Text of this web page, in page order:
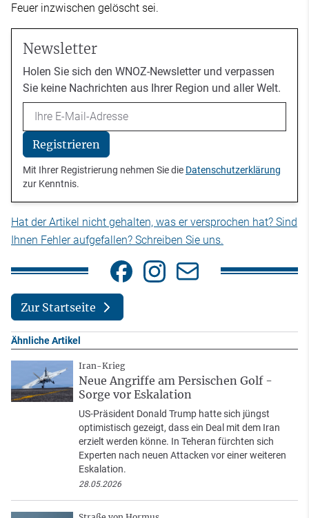
Feuer inzwischen gelöscht sei.
Newsletter
Holen Sie sich den WNOZ-Newsletter und verpassen
Sie keine Nachrichten aus Ihrer Region und aller Welt.
Email
Registrieren
Mit Ihrer Registrierung nehmen Sie die Datenschutzerklärung
zur Kenntnis.
Hat der Artikel nicht gehalten, was er versprochen hat? Sind
Ihnen Fehler aufgefallen? Schreiben Sie uns.
Zur Startseite
Ähnliche Artikel
Iran-Krieg
Neue Angriffe am Persischen Golf -
Sorge vor Eskalation
US-Präsident Donald Trump hatte sich jüngst
optimistisch gezeigt, dass ein Deal mit dem Iran
erzielt werden könne. In Teheran fürchten sich
Experten nach neuen Attacken vor einer weiteren
Eskalation.
28.05.2026